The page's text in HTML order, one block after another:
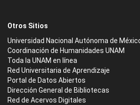
Otros Sitios
Universidad Nacional Autónoma de
Coordinación de Humanidades UNAM
Toda la UNAM en línea
Red Universitaria de Aprendizaje
Portal de Datos Abiertos
Dirección General de Bibliotecas
Red de Acervos Digitales